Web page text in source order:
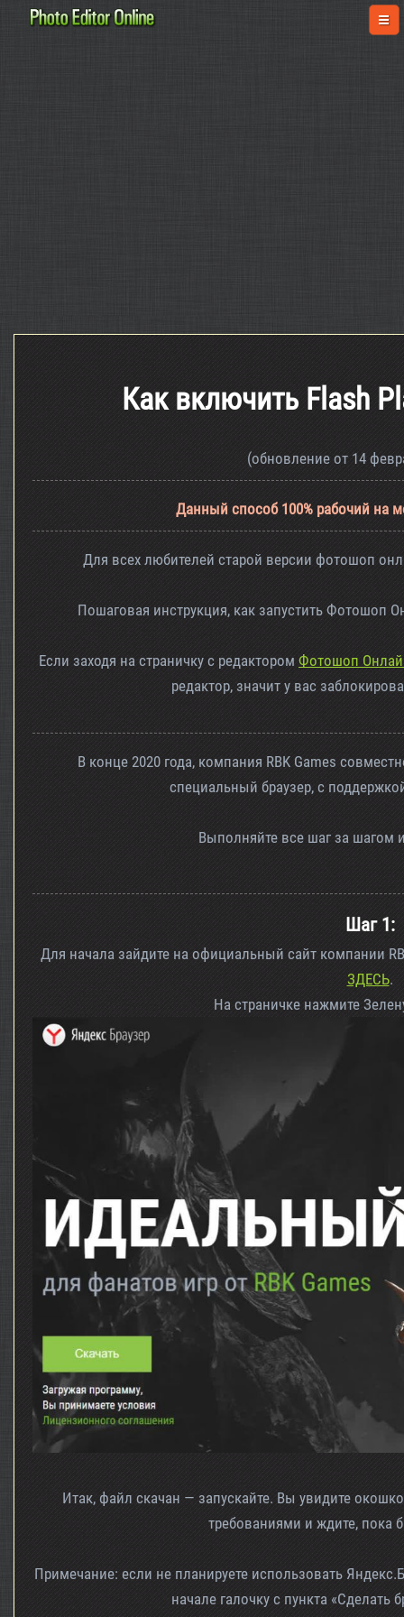
Как включить Flash
(обновление от 14
Данный способ 100% рабочий на
Для всех любителей старой версии фотошоп
Пошаговая инструкция, как запустить Фотошоп
Если заходя на страничку с редактором Фотошоп
редактор, значит у вас
В конце 2020 года, компания RBK Games
специальный браузер, с
Выполняйте все шаг за шагом
Шаг 1:
Для начала зайдите на официальный сайт компании
ЗДЕСЬ.
На страничке нажмите
Итак, файл скачан — запускайте. Вы увидите
требованиями и ждите, пока
Примечание: если не планируете использовать
начале галочку с пункта «Сделать